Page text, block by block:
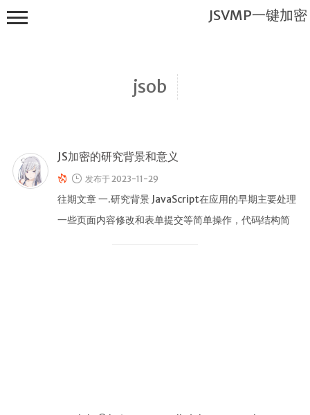
jsob
JS加密的研究背景和意义
发布于 2023-11-29
往期文章 一.研究背景 JavaScript在应用的早期主要处理
一些页面内容修改和表单提交等简单操作，代码结构简
JSVMP一键加密
JSVMP一键
加密
首页
JSVMP是什